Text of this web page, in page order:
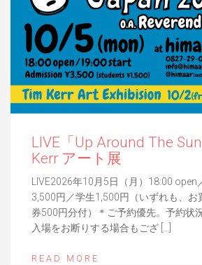
LIVE「Up Around The
Kerr アート展
LIVE2026年10月5日（月）18:00
3,500円／学生1,500円（いずれも、お
券500円分付）＊ご予約優先。予約状
入場をお断りする場合もござ […]
READ MORE